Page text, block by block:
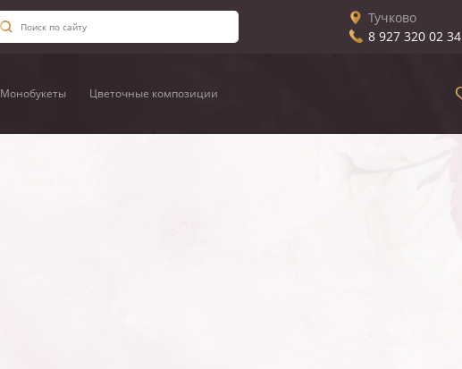
Тучково
8 927 320 02 34
Монобукеты Цветочные композиции